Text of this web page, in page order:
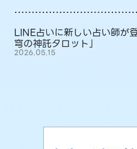
LINE占いに新しい占い師が
穹の神託タロット」
2026.05.15